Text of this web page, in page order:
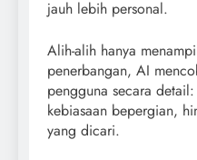
jauh lebih personal.
Alih-alih hanya
penerbangan, AI
pengguna secara
kebiasaan bepergian,
yang dicari.